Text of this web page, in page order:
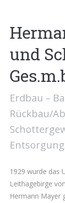
und
Erdbau –
Rückbau/
1929 wurde das
Leithagebirge
Hermann Mayer